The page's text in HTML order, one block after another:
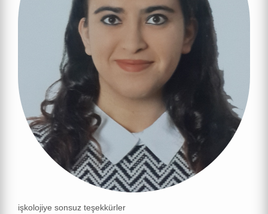
işkolojiye sonsuz teşekkürler